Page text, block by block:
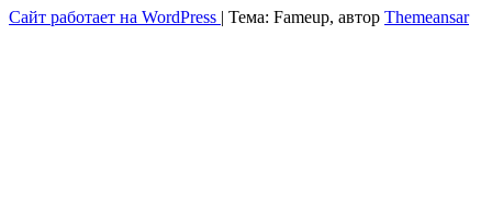
Сайт работает на WordPress | Тема: Fameup, автор Themeansar